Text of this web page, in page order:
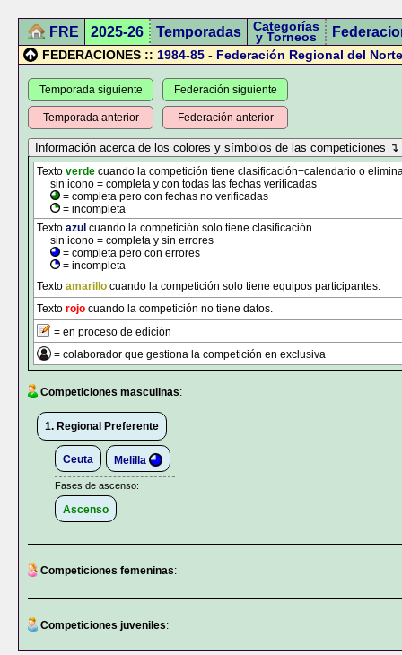
FRE 2025-26 Temporadas Categorías
y Torneos
FEDERACIONES :: 1984-85 - Federación Regional del
Temporada siguiente
Temporada anterior
Federación siguiente
Federación anterior
Texto verde cuando la competición tiene clasificación+calendario o
sin icono = completa y con todas las fechas verificadas
= completa pero con fechas no verificadas
= incompleta
Texto azul cuando la competición solo tiene clasificación.
sin icono = completa y sin errores
= completa pero con errores
= incompleta
Texto amarillo cuando la competición solo tiene equipos participantes.
Texto rojo cuando la competición no tiene datos.
= en proceso de edición
= colaborador que gestiona la competición en exclusiva
Competiciones masculinas:
1. Regional Preferente
Ceuta Melilla
Fases de ascenso:
Ascenso
Competiciones femeninas:
Competiciones juveniles: